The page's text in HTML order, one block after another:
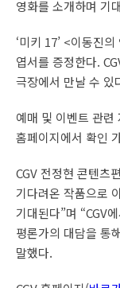
영화를 소개하며 기
‘미키 17’ <이동진
엽서를 증정한다.
극장에서 만날 수 있
예매 및 이벤트 관련
홈페이지에서 확인
CGV 전정현 콘텐츠
기다려온 작품으로
기대된다”며 “CGV
평론가의 대담을 통
말했다.